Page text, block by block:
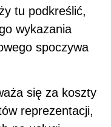
tu podkreślić,
wykazania
spoczywa
się za koszty
reprezentacji,